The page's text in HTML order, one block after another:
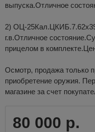
выпуска.Отличное
2) ОЦ-
г.в.Отличное
прицелом в
Осмотр, продажа только
приобретение оружия.
магазине за счет
80 000 р.